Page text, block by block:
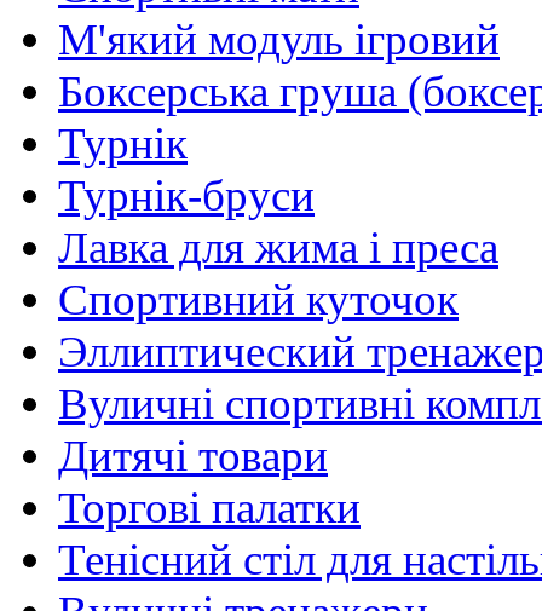
М'який модуль ігровий
Боксерська груша
Турнік
Турнік-бруси
Лавка для жима і преса
Спортивний куточок
Эллиптический
Вуличні спортивні
Дитячі товари
Торгові палатки
Тенісний стіл для